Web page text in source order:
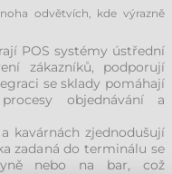
odvětvích, kde výrazně
POS systémy ústřední
zákazníků, podporují
se sklady pomáhají
objednávání a
kavárnách zjednodušují
zadaná do terminálu se
nebo na bar, což